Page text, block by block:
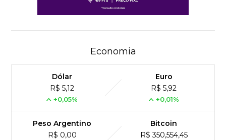
Economia
Dólar
R$ 5,12
+0,05%
Euro
R$ 5,92
+0,01%
Peso Argentino
R$ 0,00
Bitcoin
R$ 350,554,45